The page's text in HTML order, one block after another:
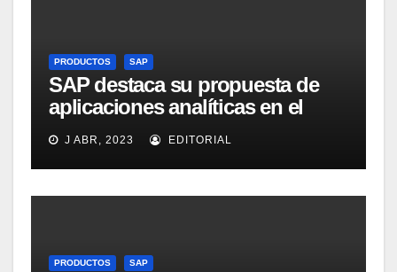
PRODUCTOS SAP
SAP destaca su propuesta de
aplicaciones analíticas en el
mercado español
J ABR, 2023 EDITORIAL
PRODUCTOS SAP